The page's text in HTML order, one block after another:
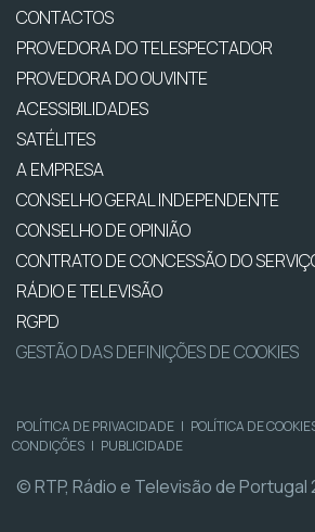
CONTACTOS
PROVEDORA DO TELESPECTADOR
PROVEDORA DO OUVINTE
ACESSIBILIDADES
SATÉLITES
A EMPRESA
CONSELHO GERAL INDEPENDENTE
CONSELHO DE OPINIÃO
CONTRATO DE CONCESSÃO DO
RÁDIO E TELEVISÃO
RGPD
GESTÃO DAS DEFINIÇÕES DE COOKIES
POLÍTICA DE PRIVACIDADE | POLÍTICA DE
CONDIÇÕES | PUBLICIDADE
© RTP, Rádio e Televisão de Portugal